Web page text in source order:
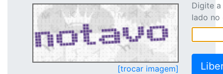
[trocar imagem]
Digite
lado no